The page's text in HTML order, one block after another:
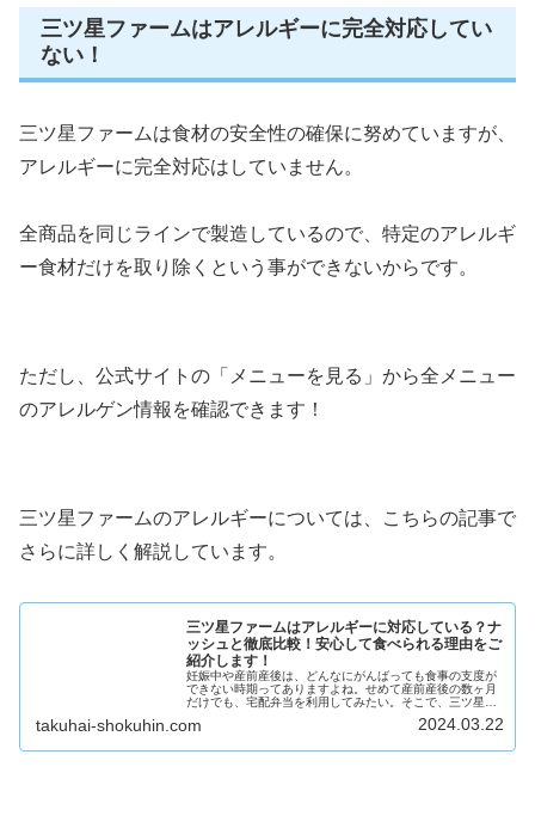
三ツ星ファームはアレルギーに完全対応してい
ない！
三ツ星ファームは食材の安全性の確保に努めていますが、
アレルギーに完全対応はしていません。
全商品を同じラインで製造しているので、特定のアレルギ
ー食材だけを取り除くという事ができないからです。
ただし、公式サイトの「メニューを見る」から全メニュー
のアレルゲン情報を確認できます！
三ツ星ファームのアレルギーについては、こちらの記事で
さらに詳しく解説しています。
三ツ星ファームはアレルギーに対応している？ナ
ッシュと徹底比較！安心して食べられる理由をご
紹介します！
妊娠中や産前産後は、どんなにがんばっても食事の支度が
できない時期ってありますよね。せめて産前産後の数ヶ月
だけでも、宅配弁当を利用してみたい。そこで、三ツ星フ
な？食物アレルギーがある子供でも...
takuhai-shokuhin.com 2024.03.22